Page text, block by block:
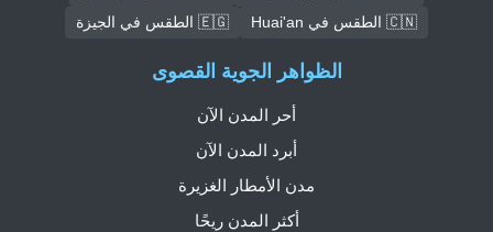
🇨🇳 الطقس في Huai'an
🇪🇬 الطقس في الجيزة
الظواهر الجوية القصوى
أحر المدن الآن
أبرد المدن الآن
مدن الأمطار الغزيرة
أكثر المدن ريحًا